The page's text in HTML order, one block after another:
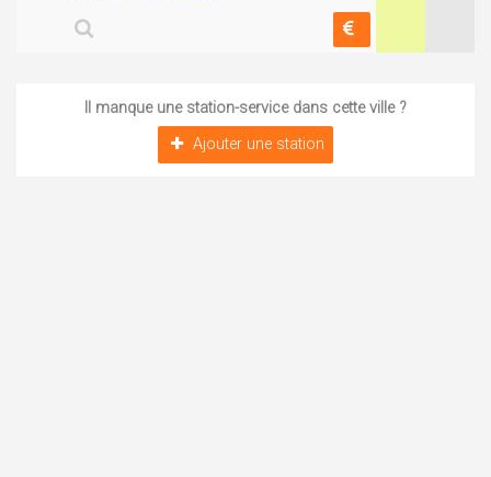
Il manque une station-service dans cette ville ?
Ajouter une station